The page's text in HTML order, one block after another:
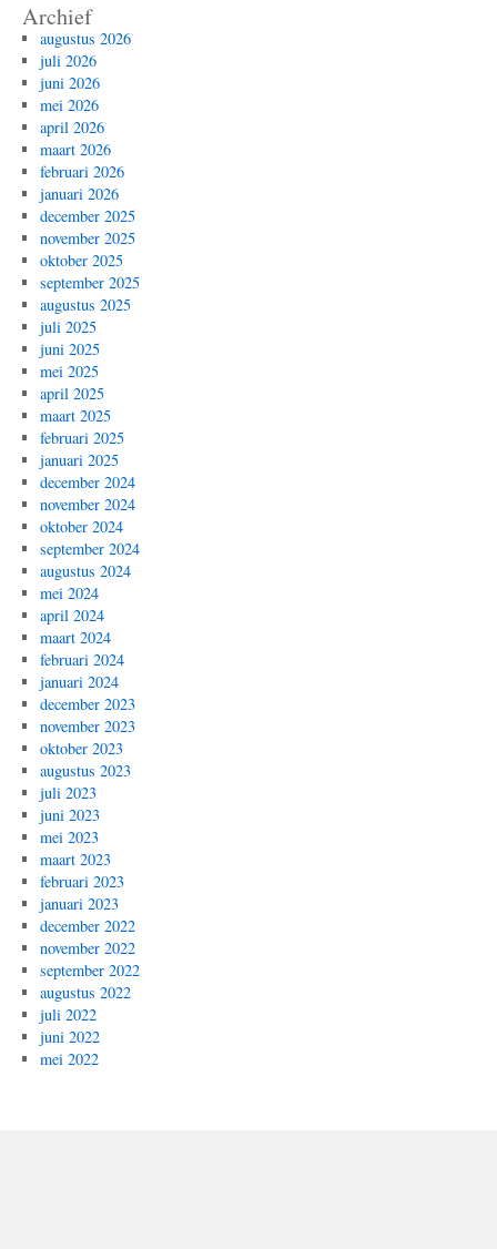
Archief
augustus 2026
juli 2026
juni 2026
mei 2026
april 2026
maart 2026
februari 2026
januari 2026
december 2025
november 2025
oktober 2025
september 2025
augustus 2025
juli 2025
juni 2025
mei 2025
april 2025
maart 2025
februari 2025
januari 2025
december 2024
november 2024
oktober 2024
september 2024
augustus 2024
mei 2024
april 2024
maart 2024
februari 2024
januari 2024
december 2023
november 2023
oktober 2023
augustus 2023
juli 2023
juni 2023
mei 2023
maart 2023
februari 2023
januari 2023
december 2022
november 2022
september 2022
augustus 2022
juli 2022
juni 2022
mei 2022